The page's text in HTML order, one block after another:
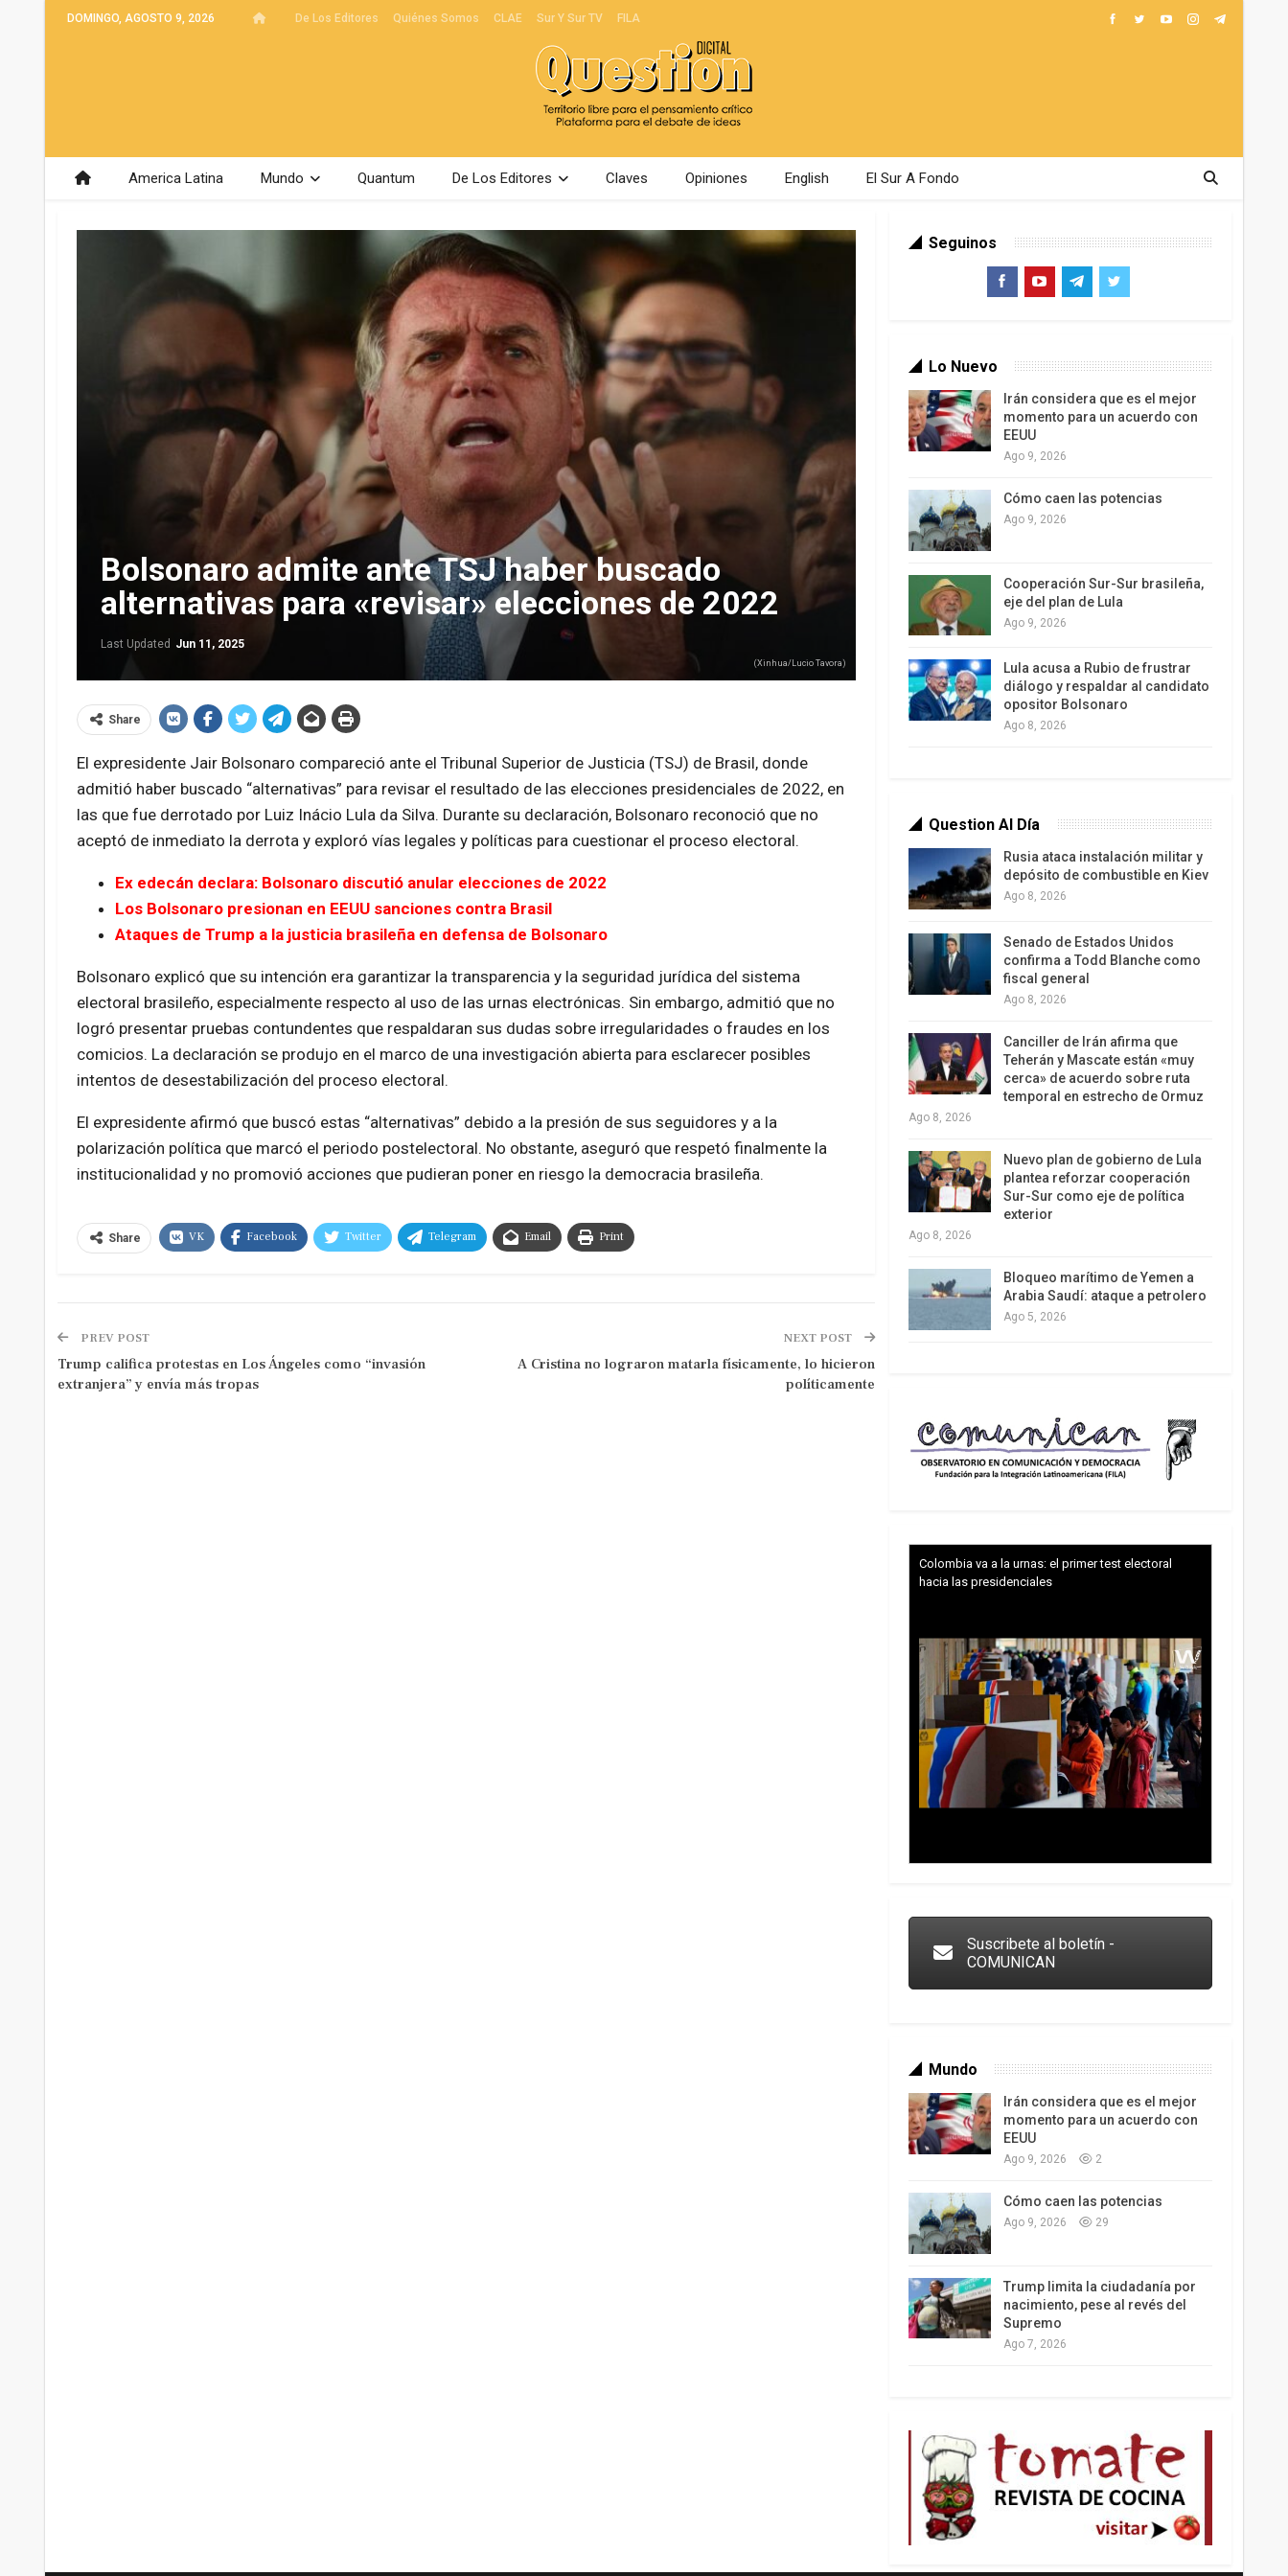
DOMINGO, AGOSTO 9, 2026 De Los Editores Quiénes Somos CLAE Sur Y Sur TV FILA
America Latina Mundo Quantum De Los Editores Claves Opiniones English El Sur A Fondo
Bolsonaro admite ante TSJ haber buscado
alternativas para «revisar» elecciones de 2022
Last Updated Jun 11, 2025
(Xinhua/Lucio Tavora)
Share
El expresidente Jair Bolsonaro compareció ante el Tribunal Superior de Justicia (TSJ) de Brasil, donde
admitió haber buscado “alternativas” para revisar el resultado de las elecciones presidenciales de 2022, en
las que fue derrotado por Luiz Inácio Lula da Silva. Durante su declaración, Bolsonaro reconoció que no
aceptó de inmediato la derrota y exploró vías legales y políticas para cuestionar el proceso electoral.
Ex edecán declara: Bolsonaro discutió anular elecciones de 2022
Los Bolsonaro presionan en EEUU sanciones contra Brasil
Ataques de Trump a la justicia brasileña en defensa de Bolsonaro
Bolsonaro explicó que su intención era garantizar la transparencia y la seguridad jurídica del sistema
electoral brasileño, especialmente respecto al uso de las urnas electrónicas. Sin embargo, admitió que no
logró presentar pruebas contundentes que respaldaran sus dudas sobre irregularidades o fraudes en los
comicios. La declaración se produjo en el marco de una investigación abierta para esclarecer posibles
intentos de desestabilización del proceso electoral.
El expresidente afirmó que buscó estas “alternativas” debido a la presión de sus seguidores y a la
polarización política que marcó el periodo postelectoral. No obstante, aseguró que respetó finalmente la
institucionalidad y no promovió acciones que pudieran poner en riesgo la democracia brasileña.
Share VK Facebook Twitter Telegram Email Print
PREV POST
Trump califica protestas en Los Ángeles como “invasión
extranjera” y envía más tropas
NEXT POST
A Cristina no lograron matarla físicamente, lo hicieron
políticamente
Seguinos
Lo Nuevo
Irán considera que es el mejor
momento para un acuerdo con
EEUU
Ago 9, 2026
Cómo caen las potencias
Ago 9, 2026
Cooperación Sur-Sur brasileña,
eje del plan de Lula
Ago 9, 2026
Lula acusa a Rubio de frustrar
diálogo y respaldar al candidato
opositor Bolsonaro
Ago 8, 2026
Question Al Día
Rusia ataca instalación militar y
depósito de combustible en Kiev
Ago 8, 2026
Senado de Estados Unidos
confirma a Todd Blanche como
fiscal general
Ago 8, 2026
Canciller de Irán afirma que
Teherán y Mascate están «muy
cerca» de acuerdo sobre ruta
temporal en estrecho de Ormuz
Ago 8, 2026
Nuevo plan de gobierno de Lula
plantea reforzar cooperación
Sur-Sur como eje de política
exterior
Ago 8, 2026
Bloqueo marítimo de Yemen a
Arabia Saudí: ataque a petrolero
Ago 5, 2026
Colombia va a la urnas: el primer test electoral
hacia las presidenciales
Suscribete al boletín -
COMUNICAN
Mundo
Irán considera que es el mejor
momento para un acuerdo con
EEUU
Ago 9, 2026 2
Cómo caen las potencias
Ago 9, 2026 29
Trump limita la ciudadanía por
nacimiento, pese al revés del
Supremo
Ago 7, 2026